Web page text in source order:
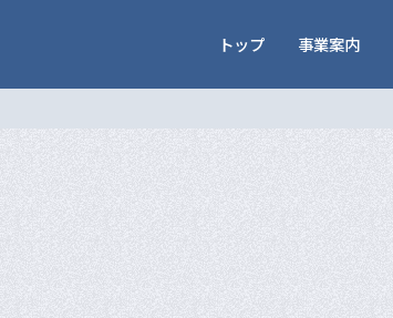
トップ 事業案内